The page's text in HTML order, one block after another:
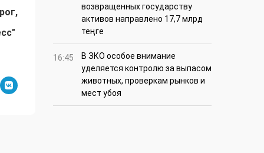
возвращенных государству
активов направлено 17,7 млрд
теңге
16:45
В ЗКО особое внимание
уделяется контролю за выпасом
животных, проверкам рынков и
мест убоя